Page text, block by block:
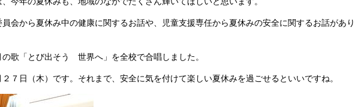
会から夏休み中の健康に関するお話や、児童支援専任から夏休みの安全に関するお話があり
歌「とび出そう 世界へ」を全校で合唱しました。
７日（木）です。それまで、安全に気を付けて楽しい夏休みを過ごせるといいですね。